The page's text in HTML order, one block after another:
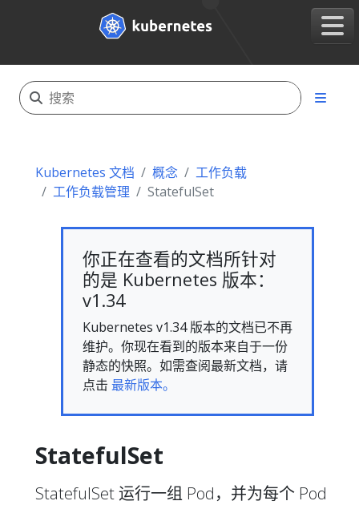
Kubernetes 文档 概念
工作负载
工作负载管理
StatefulSet
你正在查看的文档所针对
的是 Kubernetes 版本：
v1.34
Kubernetes v1.34 版本的文档已不再
维护。你现在看到的版本来自于一份
静态的快照。如需查阅最新文档，请
点击 最新版本。
StatefulSet
StatefulSet 运行一组 Pod，并为每个 Pod